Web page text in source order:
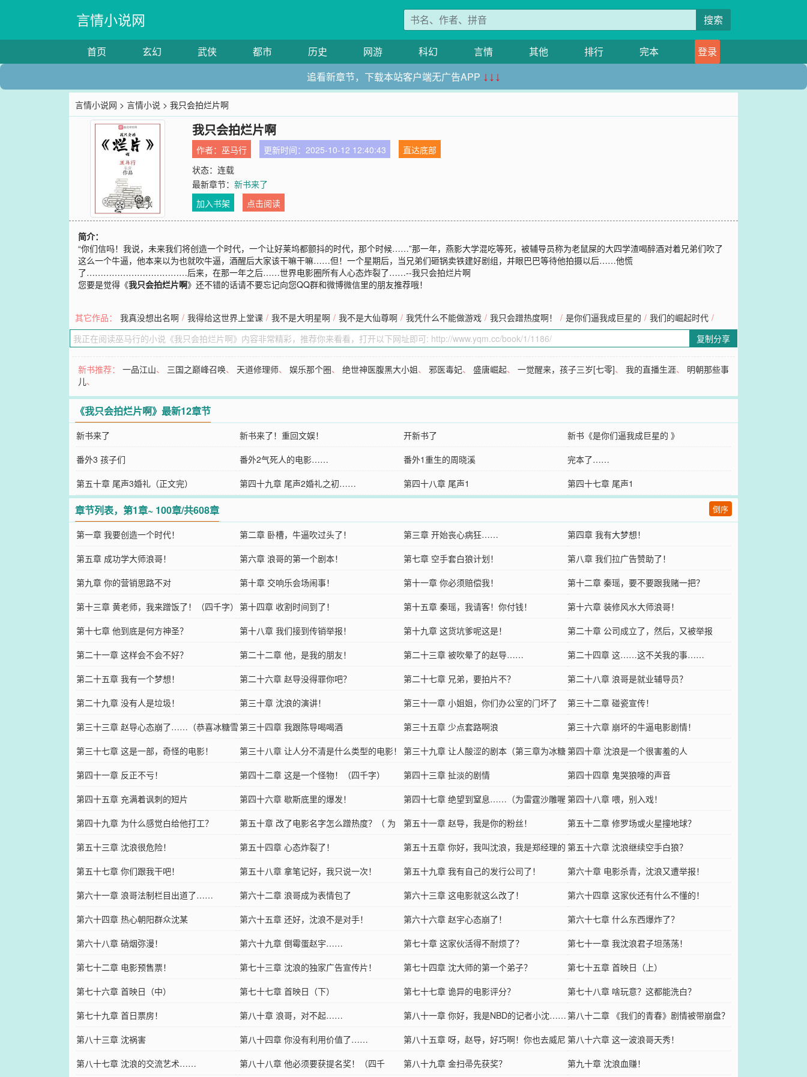
言情小说网 搜索
首页 玄幻 武侠 都市 历史 网游 科幻 言情 其他 排行 完本
登录
追看新章节，下载本站客户端无广告APP ↓↓↓
言情小说网 >言情小说 > 我只会拍烂片啊
我只会拍烂片啊
作者： 巫马行 更新时间：2025-10-12 12:40:43
直达底部
状态：连载
最新章节：新书来了
加入书架
点击阅读
简介：
“你们信吗！我说，未来我们将创造一个时代，一个让好莱坞都颤抖的时代，那个时候……”那一年，燕影大学混吃等死，被辅导员称为老鼠屎的大四学渣喝醉酒对着兄弟们吹了
这么一个牛逼，他本来以为也就吹牛逼，酒醒后大家该干嘛干嘛……但！一个星期后，当兄弟们砸锅卖铁建好剧组，并眼巴巴等待他拍摄以后……他慌
了………………………………后来，在那一年之后……世界电影圈所有人心态炸裂了……--我只会拍烂片啊
您要是觉得《我只会拍烂片啊》还不错的话请不要忘记向您QQ群和微博微信里的朋友推荐哦！
其它作品： 我真没想出名啊 / 我得给这世界上堂课 / 我不是大明星啊 / 我不是大仙尊啊 / 我凭什么不能做游戏 / 我只会蹭热度啊！ / 是你们逼我成巨星的 / 我们的崛起时代 /
复制分享
新书推荐：一品江山、 三国之巅峰召唤、 天道修理师、娱乐那个圈、绝世神医腹黑大小姐、邪医毒妃、盛唐崛起、一觉醒来，孩子三岁[七零]、我的直播生涯、 明朝那些事
儿、
《我只会拍烂片啊》最新12章节
新书来了 新书来了！重回文娱！ 开新书了
新书《是你们逼我成巨星的 》
番外3 孩子们
番外2气死人的电影…… 番外1重生的周晓溪
完本了……
第五十章 尾声3婚礼（正文完）
第四十九章 尾声2婚礼之初…… 第四十八章 尾声1 第四十七章 尾声1
章节列表，第1章~ 100章/共608章 倒序
第一章 我要创造一个时代！ 第二章 卧槽，牛逼吹过头了！ 第三章 开始丧心病狂……
第四章 我有大梦想！
第五章 成功学大师浪哥！
第六章 浪哥的第一个剧本！ 第七章 空手套白狼计划！
第八章 我们拉广告赞助了！
第九章 你的营销思路不对
第十章 交响乐会场闹事！ 第十一章 你必须赔偿我！
第十二章 秦瑶，要不要跟我赌一把？
第十三章 黄老师，我来蹭饭了！（四千字） 第十四章 收割时间到了！ 第十五章 秦瑶，我请客！你付钱！
第十六章 装修风水大师浪哥！
第十七章 他到底是何方神圣？
第十八章 我们接到传销举报！ 第十九章 这货坑爹呢这是！
第二十章 公司成立了，然后，又被举报
了……
第二十一章 这样会不会不好？ 第二十二章 他，是我的朋友！ 第二十三章 被吹晕了的赵导……
第二十四章 这……这不关我的事……
第二十五章 我有一个梦想！
第二十六章 赵导没得罪你吧？ 第二十七章 兄弟，要拍片不？
第二十八章 浪哥是就业辅导员？
第二十九章 没有人是垃圾！
第三十章 沈浪的演讲！ 第三十一章 小姐姐，你们办公室的门坏了
第三十二章 碰瓷宣传！
第三十三章 赵导心态崩了……（恭喜冰糖雪
人大大成为本书第6盟主！）
第三十四章 我跟陈导喝喝酒 第三十五章 少点套路啊浪
第三十六章 崩坏的牛逼电影剧情！
第三十七章 这是一部，奇怪的电影！
第三十八章 让人分不清是什么类型的电影！ 第三十九章 让人酸涩的剧本（第三章为冰糖
雪人大大盟主加更！）
第四十章 沈浪是一个很害羞的人
第四十一章 反正不亏！
第四十二章 这是一个怪物！（四千字） 第四十三章 扯淡的剧情
第四十四章 鬼哭狼嚎的声音
第四十五章 充满着讽刺的短片
第四十六章 歇斯底里的爆发！
第四十七章 绝望到窒息……（为雷霆沙雕喔
大大加更）
第四十八章 喂，别入戏！
第四十九章 为什么感觉白给他打工？
第五十章 改了电影名字怎么蹭热度？（ 为
Cthulhu24大大加更）
第五十一章 赵导，我是你的粉丝！
第五十二章 修罗场或火星撞地球？
第五十三章 沈浪很危险！
第五十四章 心态炸裂了！
第五十五章 你好，我叫沈浪，我是郑经理的
表弟！
第五十六章 沈浪继续空手白狼？
第五十七章 你们跟我干吧！
第五十八章 拿笔记好，我只说一次！ 第五十九章 我有自己的发行公司了！
第六十章 电影杀青，沈浪又遭举报！
第六十一章 浪哥法制栏目出道了……
第六十二章 浪哥成为表情包了 第六十三章 这电影就这么改了！
第六十四章 这家伙还有什么不懂的！
第六十四章 热心朝阳群众沈某
第六十五章 还好，沈浪不是对手！ 第六十六章 赵宇心态崩了！
第六十七章 什么东西爆炸了？
第六十八章 硝烟弥漫！
第六十九章 倒霉蛋赵宇…… 第七十章 这家伙活得不耐烦了？
第七十一章 我沈浪君子坦荡荡！
第七十二章 电影预售票！
第七十三章 沈浪的独家广告宣传片！ 第七十四章 沈大师的第一个弟子？
第七十五章 首映日（上）
第七十六章 首映日（中）
第七十七章 首映日（下） 第七十七章 诡异的电影评分？
第七十八章 啥玩意？这都能洗白？
第七十九章 首日票房！
第八十章 浪哥，对不起…… 第八十一章 你好，我是NBD的记者小沈……第八十二章 《我们的青春》剧情被带崩盘？
第八十三章 沈祸害
第八十四章 你没有利用价值了……
第八十五章 呀，赵导，好巧啊！你也去威尼
斯呢？
第八十六章 这一波浪哥天秀！
第八十七章 沈浪的交流艺术……
第八十八章 他必须要获提名奖！（四千 第八十九章 金扫帚先获奖？ 第九十章 沈浪血赚！